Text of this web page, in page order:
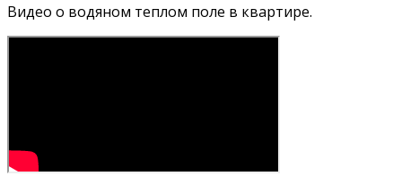
Видео о водяном теплом поле в квартире.